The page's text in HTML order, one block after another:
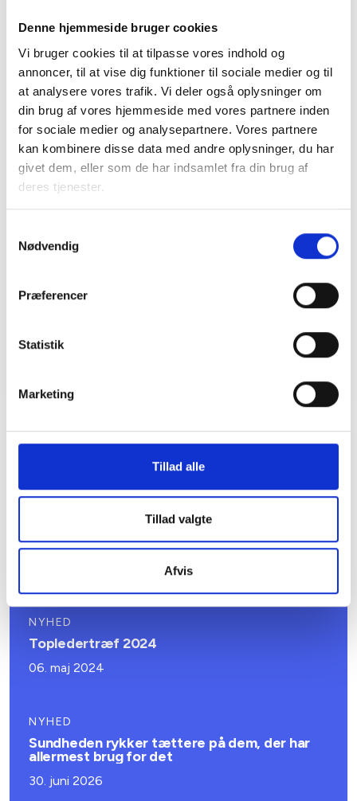
Denne hjemmeside bruger cookies
Vi bruger cookies til at tilpasse vores indhold og
annoncer, til at vise dig funktioner til sociale medier og til
at analysere vores trafik. Vi deler også oplysninger om
din brug af vores hjemmeside med vores partnere inden
for sociale medier og analysepartnere. Vores partnere
kan kombinere disse data med andre oplysninger, du har
givet dem, eller som de har indsamlet fra din brug af
deres tjenester.
Nødvendig
Præferencer
Statistik
Marketing
Tillad alle
Tillad valgte
Afvis
Se vidensbladet her
Kontakt
Anna Caroline Graae
Topledertræf 2025
NYHED
Topledertræf 2024
06. maj 2024
NYHED
Sundheden rykker tættere på dem, der har
allermest brug for det
30. juni 2026